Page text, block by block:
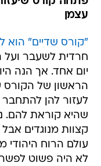
עצמן
"קורס שדיים" הוא
חרדית לשעבר
הראשון של
לעזור להן
שהיא קוראת להם.
קצוות מנוגדים אבל
עולם הרוח היהודי
לא היה פשוט לפשר